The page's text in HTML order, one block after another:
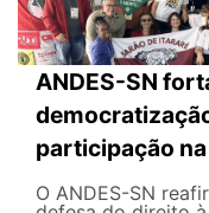
ANDES-SN
participação na
O ANDES-SN